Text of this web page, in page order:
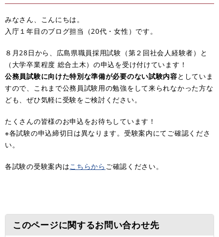
みなさん、こんにちは。
入庁１年目のブログ担当（20代・女性）です。
８月28日から、広島県職員採用試験（第２回社会人経験者）と
（大学卒業程度 総合土木）の申込を受け付けています！
公務員試験に向けた特別な準備が必要のない試験内容としていま
すので、これまで公務員試験用の勉強をして来られなかった方な
ども、ぜひ気軽に受験をご検討ください。
たくさんの皆様のお申込をお待ちしています！
※各試験の申込締切日は異なります。受験案内にてご確認くださ
い。
各試験の受験案内はこちらから ご確認ください。
このページに関するお問い合わせ先